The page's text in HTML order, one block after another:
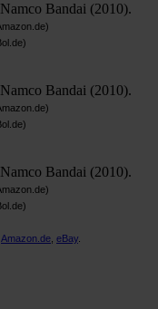
Bandai (2010).
Bandai (2010).
Bandai (2010).
Amazon.de eBay